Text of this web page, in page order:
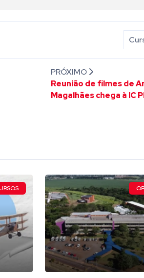
PRÓXIMO
Reunião de filmes de
Magalhães chega à IC